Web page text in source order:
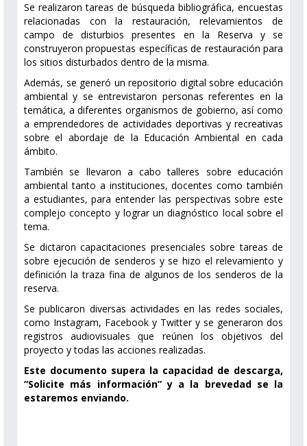
Se realizaron tareas de búsqueda bibliográfica, encuestas
relacionadas con la restauración, relevamientos de
campo de disturbios presentes en la Reserva y se
construyeron propuestas específicas de restauración para
los sitios disturbados dentro de la misma.
Además, se generó un repositorio digital sobre educación
ambiental y se entrevistaron personas referentes en la
temática, a diferentes organismos de gobierno, así como
a emprendedores de actividades deportivas y recreativas
sobre el abordaje de la Educación Ambiental en cada
ámbito.
También se llevaron a cabo talleres sobre educación
ambiental tanto a instituciones, docentes como también
a estudiantes, para entender las perspectivas sobre este
complejo concepto y lograr un diagnóstico local sobre el
tema.
Se dictaron capacitaciones presenciales sobre tareas de
sobre ejecución de senderos y se hizo el relevamiento y
definición la traza fina de algunos de los senderos de la
reserva.
Se publicaron diversas actividades en las redes sociales,
como Instagram, Facebook y Twitter y se generaron dos
registros audiovisuales que reúnen los objetivos del
proyecto y todas las acciones realizadas.
Este documento supera la capacidad de descarga,
“Solicite más información” y a la brevedad se la
estaremos enviando.